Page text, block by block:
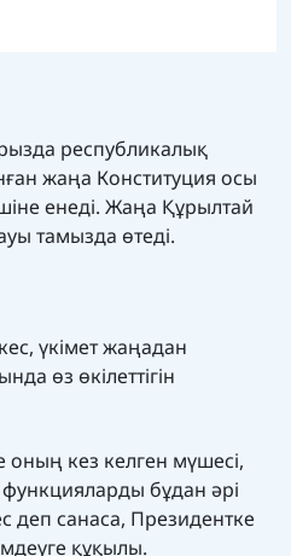
республикалық
жаңа Конституция осы
енеді. Жаңа Құрылтай
тамызда өтеді.
үкімет жаңадан
өз өкілеттігін
оның кез келген мүшесі,
бұдан әрі
деп санаса, Президентке
құқылы.